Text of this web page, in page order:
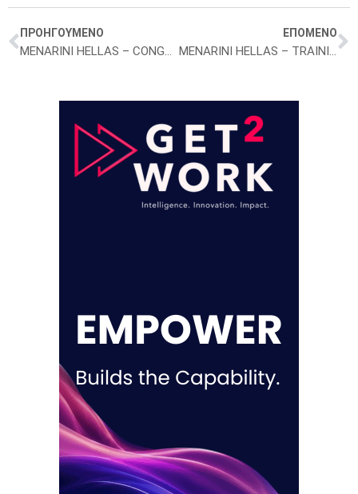
ΠΡΟΗΓΟΥΜΕΝΟ
MENARINI HELLAS – CONGRESS OFFICER
ΕΠΟΜΕΝΟ
MENARINI HELLAS – TRAINING SPECIALIST